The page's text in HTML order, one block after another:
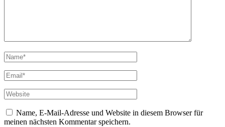
Name, E-Mail-Adresse und Website in diesem Browser für
meinen nächsten Kommentar speichern.